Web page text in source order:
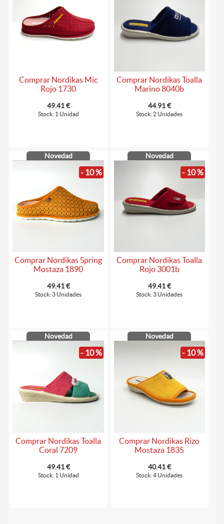
Comprar Nordikas Mic
Rojo 1730
49.41 €
Stock: 1 Unidad
Comprar Nordikas Toalla
Marino 8040b
44.91 €
Stock: 2 Unidades
Novedad
- 10 %
Comprar Nordikas Spring
Mostaza 1890
49.41 €
Stock: 3 Unidades
Novedad
- 10 %
Comprar Nordikas Toalla
Rojo 3001b
49.41 €
Stock: 3 Unidades
Novedad
- 10 %
Comprar Nordikas Toalla
Coral 7209
49.41 €
Stock: 1 Unidad
Novedad
- 10 %
Comprar Nordikas Rizo
Mostaza 1835
40.41 €
Stock: 4 Unidades